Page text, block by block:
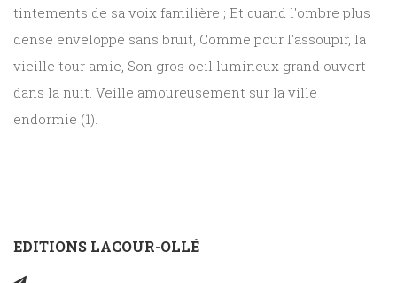
tintements de sa voix familière ; Et quand l'ombre plus
dense enveloppe sans bruit, Comme pour l'assoupir, la
vieille tour amie, Son gros oeil lumineux grand ouvert
dans la nuit. Veille amoureusement sur la ville
endormie (1).
EDITIONS LACOUR-OLLÉ